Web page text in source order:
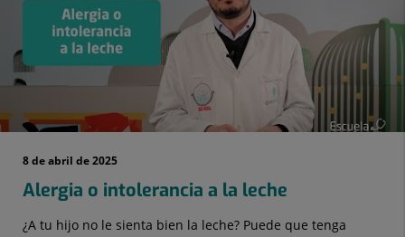
8 de abril de 2025
Alergia o intolerancia a la leche
¿A tu hijo no le sienta bien la leche? Puede que tenga